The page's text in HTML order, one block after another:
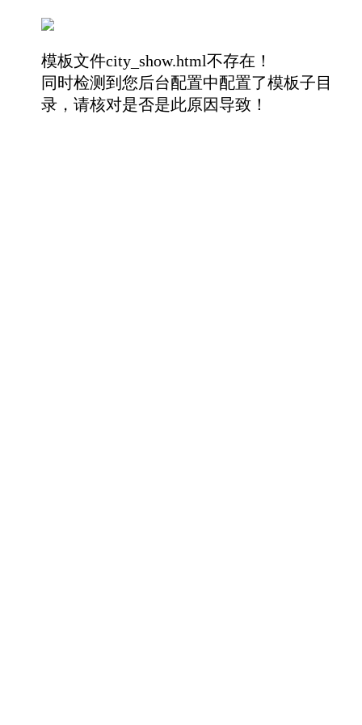
模板文件city_show.html不存在！
同时检测到您后台配置中配置了模板子目
录，请核对是否是此原因导致！